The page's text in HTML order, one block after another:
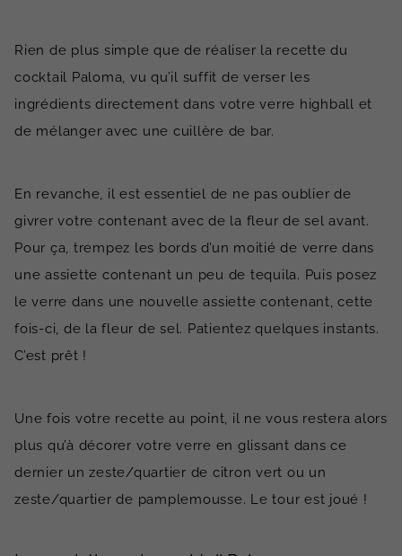
Rien de plus simple que de réaliser la recette du
cocktail Paloma, vu qu’il suffit de verser les
ingrédients directement dans votre verre highball et
de mélanger avec une cuillère de bar.
En revanche, il est essentiel de ne pas oublier de
givrer votre contenant avec de la fleur de sel avant.
Pour ça, trempez les bords d’un moitié de verre dans
une assiette contenant un peu de tequila. Puis posez
le verre dans une nouvelle assiette contenant, cette
fois-ci, de la fleur de sel. Patientez quelques instants.
C’est prêt !
Une fois votre recette au point, il ne vous restera alors
plus qu’à décorer votre verre en glissant dans ce
dernier un zeste/quartier de citron vert ou un
zeste/quartier de pamplemousse. Le tour est joué !